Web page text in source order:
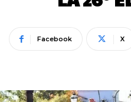
Facebook X